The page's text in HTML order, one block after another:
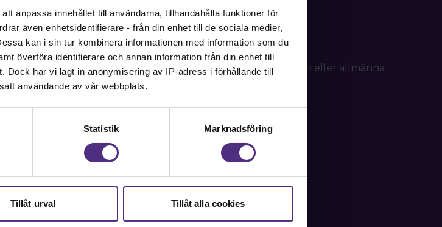
anpassa innehållet till användarna, tillhandahålla funktioner för
även enhetsidentifierare - från din enhet till de sociala medier,
kan i sin tur kombinera informationen med information som du
överföra identifierare och annan information från din enhet till
Dock har vi lagt in anonymisering av IP-adress i förhållande till
användande av vår webbplats.
Statistik Marknadsföring
Tillåt urval Tillåt alla cookies
Kontakt
Kontakta oss på SRAT med frågor om ditt medlemskap eller allmänna
fackliga frågor om din anställning.
Kontakta oss
Kansli
SRAT
Box 1419